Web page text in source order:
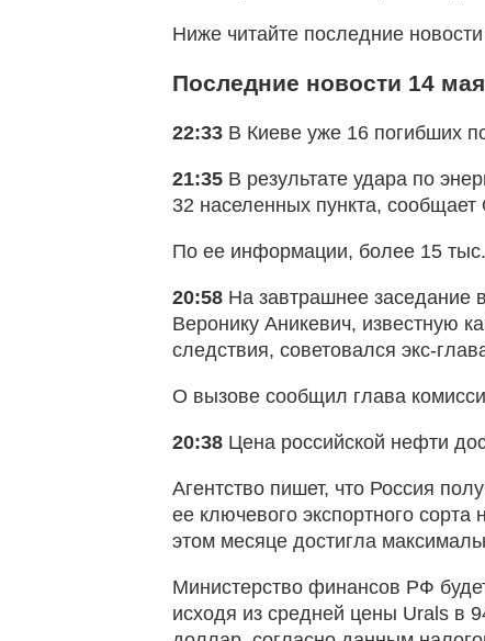
Ниже читайте последние
Последние новости 14 мая
22:33 В Киеве уже 16 погибших
21:35 В результате удара по
32 населенных пункта,
По ее информации, более 15 тыс.
20:58 На завтрашнее заседание
Веронику Аникевич, известную
следствия, советовался экс-
О вызове сообщил глава
20:38 Цена российской нефти
Агентство пишет, что Россия
ее ключевого экспортного
этом месяце достигла
Министерство финансов РФ
исходя из средней цены Urals в